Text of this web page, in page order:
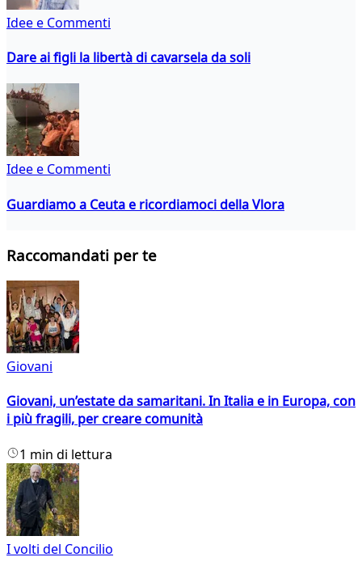
Idee e Commenti
Dare ai figli la libertà di cavarsela da soli
Idee e Commenti
Guardiamo a Ceuta e ricordiamoci della Vlora
Raccomandati per te
Giovani
Giovani, un’estate da samaritani. In Italia e in Europa, con
i più fragili, per creare comunità
1 min di lettura
I volti del Concilio